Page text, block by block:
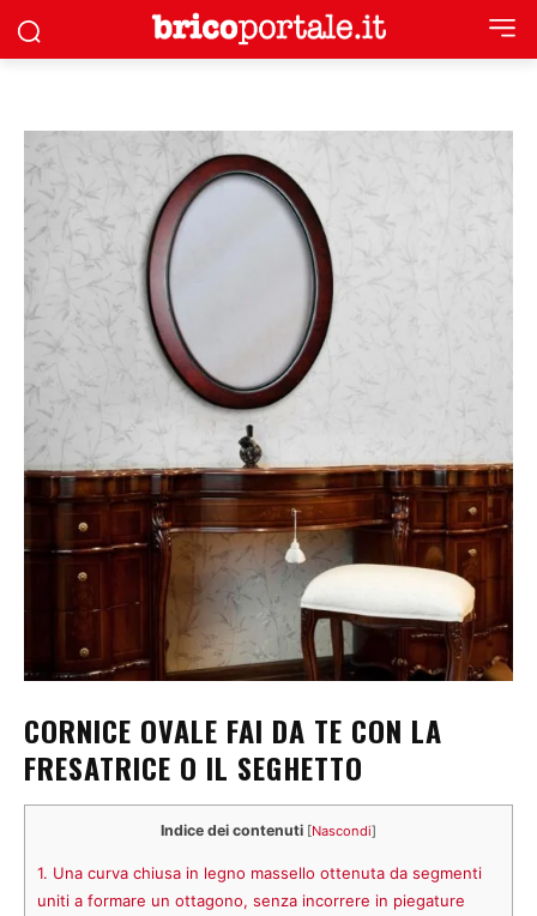
CORNICE OVALE FAI DA TE CON LA
FRESATRICE O IL SEGHETTO
Indice dei contenuti [Nascondi]
1. Una curva chiusa in legno massello ottenuta da segmenti
uniti a formare un ottagono, senza incorrere in piegature